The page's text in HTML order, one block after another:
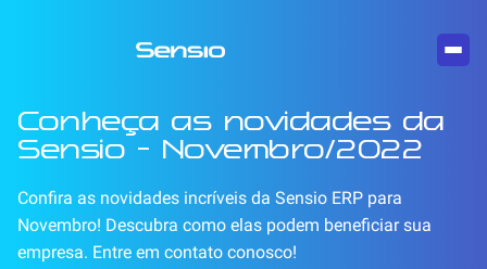
Conheça as novidades da
Sensio - Novembro/2022
Confira as novidades incríveis da Sensio ERP para
Novembro! Descubra como elas podem beneficiar sua
empresa. Entre em contato conosco!